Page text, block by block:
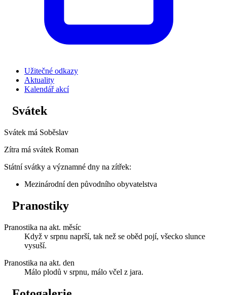
Užitečné odkazy
Aktuality
Kalendář akcí
Svátek
Svátek má Soběslav
Zítra má svátek Roman
Státní svátky a významné dny na zítřek:
Mezinárodní den původního obyvatelstva
Pranostiky
Pranostika na akt. měsíc
Když v srpnu naprší, tak než se oběd pojí, všecko slunce
vysuší.
Pranostika na akt. den
Málo plodů v srpnu, málo včel z jara.